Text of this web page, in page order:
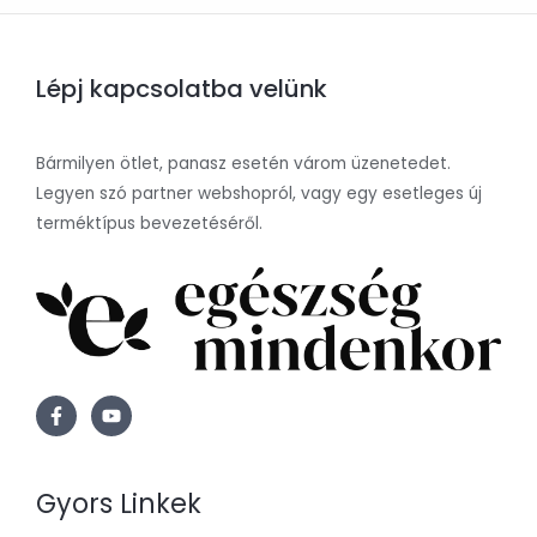
Lépj kapcsolatba velünk
Bármilyen ötlet, panasz esetén várom üzenetedet.
Legyen szó partner webshopról, vagy egy esetleges új
terméktípus bevezetéséről.
Gyors Linkek